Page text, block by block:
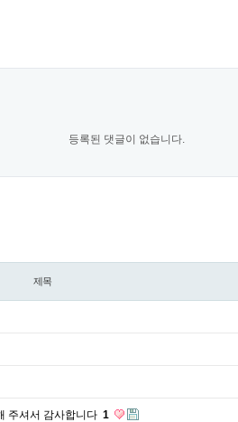
등록된 댓글이 없습니다.
제목
주셔서 감사합니다 1